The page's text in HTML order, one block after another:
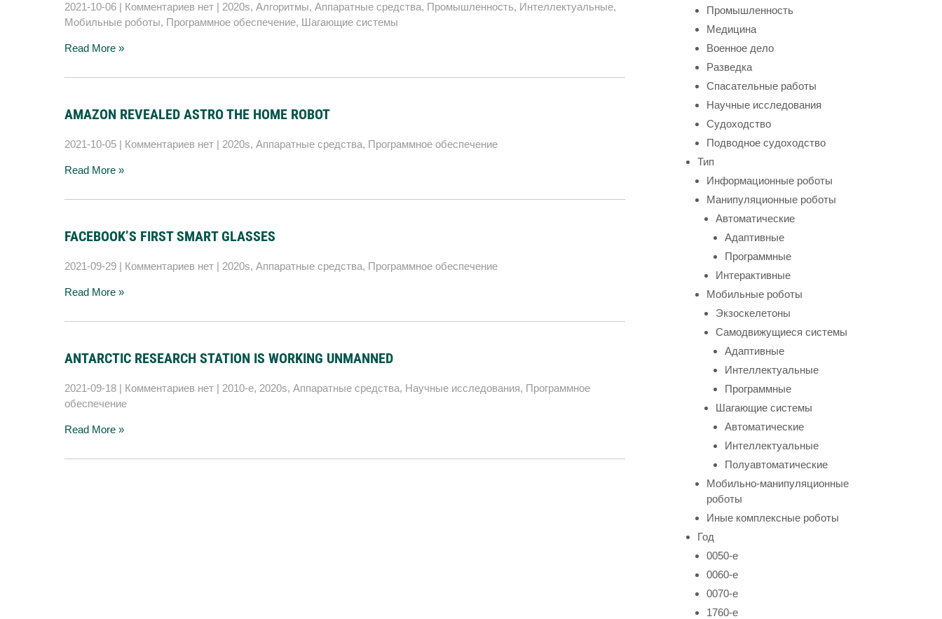
2021-10-06 | Комментариев нет | 2020s, Алгоритмы, Аппаратные средства, Промышленность, Интеллектуальные,
Мобильные роботы, Программное обеспечение, Шагающие системы
Read More »
AMAZON REVEALED ASTRO THE HOME ROBOT
2021-10-05 | Комментариев нет | 2020s, Аппаратные средства, Программное обеспечение
Read More »
FACEBOOK’S FIRST SMART GLASSES
2021-09-29 | Комментариев нет | 2020s, Аппаратные средства, Программное обеспечение
Read More »
ANTARCTIC RESEARCH STATION IS WORKING UNMANNED
2021-09-18 | Комментариев нет | 2010-е, 2020s, Аппаратные средства, Научные исследования, Программное
обеспечение
Read More »
Промышленность
Медицина
Военное дело
Разведка
Спасательные работы
Научные исследования
Судоходство
Подводное судоходство
Тип
Информационные роботы
Манипуляционные роботы
Автоматические
Адаптивные
Программные
Интерактивные
Мобильные роботы
Экзоскелетоны
Самодвижущиеся системы
Адаптивные
Интеллектуальные
Программные
Шагающие системы
Автоматические
Интеллектуальные
Полуавтоматические
Мобильно-манипуляционные
роботы
Иные комплексные роботы
Год
0050-е
0060-е
0070-е
1760-е